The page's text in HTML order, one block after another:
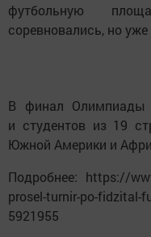
футбольную
соревновались, но
В финал Олимпиады
и студентов из 19
Южной Америки и
Подробнее: https://
prosel-turnir-po-fidzital-
5921955